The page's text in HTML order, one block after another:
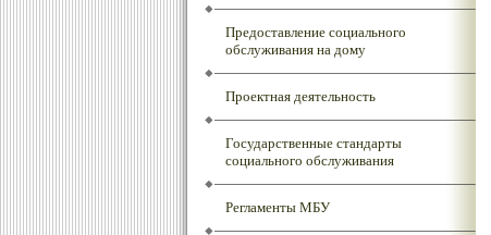
Предоставление социального
обслуживания на дому
Проектная деятельность
Государственные стандарты
социального обслуживания
Регламенты МБУ